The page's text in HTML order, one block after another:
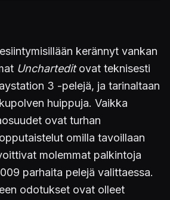
kerännyt vankan
Uncharteditovat teknisesti
3 -pelejä, ja tarinaltaan
huippuja. Vaikka
ovat turhan
omilla tavoillaan
molemmat palkintoja
parhaita pelejä valittaessa.
odotukset ovat olleet